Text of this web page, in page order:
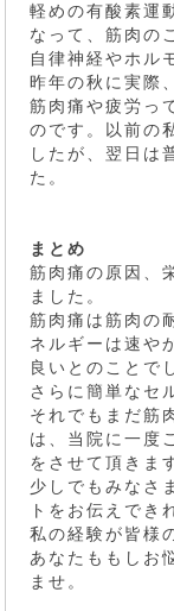
軽めの有酸素運
なって、筋肉の
自律神経やホル
昨年の秋に実際
筋肉痛や疲労っ
のです。以前の
したが、翌日は
た。
まとめ
筋肉痛の原因、
ました。
筋肉痛は筋肉の
ネルギーは速や
良いとのことで
さらに簡単なセ
それでもまだ筋
は、当院に一度
をさせて頂きま
少しでもみなさ
トをお伝えでき
私の経験が皆様
あなたももしお
ませ。